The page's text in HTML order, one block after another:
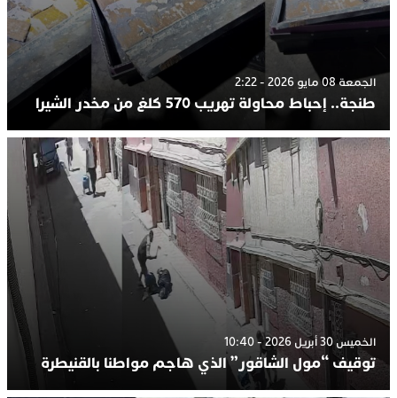
الجمعة 08 مايو 2026 - 2:22
طنجة.. إحباط محاولة تهريب 570 كلغ من مخدر الشيرا
الخميس 30 أبريل 2026 - 10:40
توقيف “مول الشاقور” الذي هاجم مواطنا بالقنيطرة